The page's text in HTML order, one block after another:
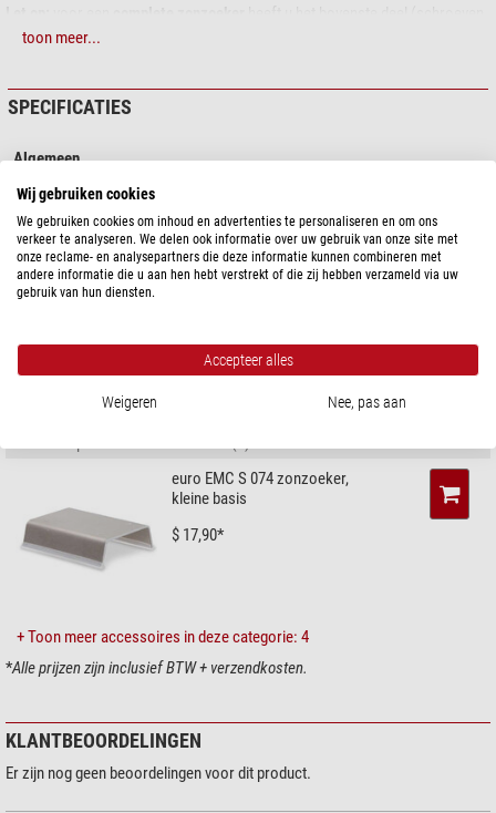
meegeleverd) en een passende basis nodig:
millimeter (maximaal 150 mm)
De klittenband voor bevestiging is bij de levering van de basis inbegrepen.
U vindt de "kleine basis" en de "grote basis" onder "Aanbevolen
accessoires".
toon meer...
SPECIFICATIES
Algemeen
Type
Zonzoeker
PRODUCTVEILIGHEID
http://www.euro-emc.com/
AANBEVOLEN ACCESSOIRES
euro EMC S 074 zonzoeker,
kleine basis
$ 17,90*
+ Toon meer accessoires in deze categorie: 4
*Alle prijzen zijn inclusief BTW + verzendkosten.
KLANTBEOORDELINGEN
Er zijn nog geen beoordelingen voor dit product.
Wij gebruiken cookies
We gebruiken cookies om inhoud en advertenties te personaliseren en om ons
verkeer te analyseren. We delen ook informatie over uw gebruik van onze site met
onze reclame- en analysepartners die deze informatie kunnen combineren met
andere informatie die u aan hen hebt verstrekt of die zij hebben verzameld via uw
gebruik van hun diensten.
Accepteer alles
Weigeren Nee, pas aan